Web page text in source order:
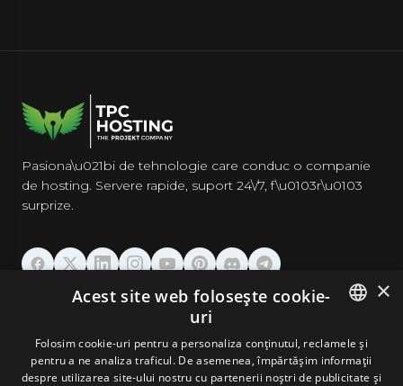
Pasiona\u021bi de tehnologie care conduc o companie
de hosting. Servere rapide, suport 24\/7, f\u0103r\u0103
surprize.
GĂZDUIRE
DOMENII & EMAIL
ENGLISH
GERMAN
×
Acest site web folosește cookie-
uri
Folosim cookie-uri pentru a personaliza conținutul, reclamele și
pentru a ne analiza traficul. De asemenea, împărtășim informații
despre utilizarea site-ului nostru cu partenerii noștri de publicitate și